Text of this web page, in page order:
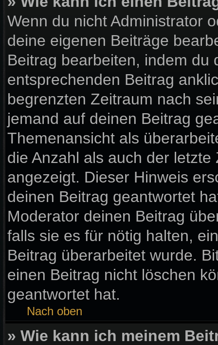
Wenn du nicht Administrator
deine eigenen Beiträge
Beitrag bearbeiten, indem du
entsprechenden Beitrag
begrenzten Zeitraum nach
jemand auf deinen Beitrag
Themenansicht als
die Anzahl als auch der
angezeigt. Dieser Hinweis
deinen Beitrag geantwortet
Moderator deinen Beitrag
falls sie es für nötig halten,
Beitrag überarbeitet wurde.
einen Beitrag nicht löschen
geantwortet hat.
Nach oben
» Wie kann ich meinem